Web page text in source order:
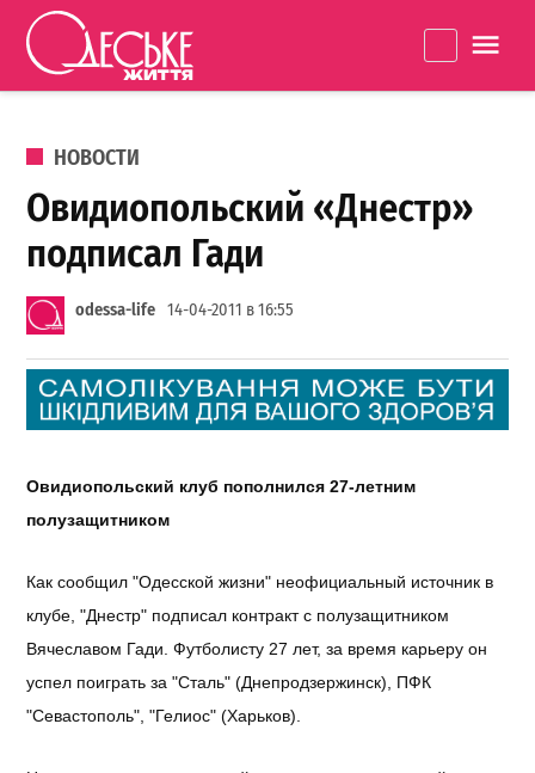
Перейти к содержанию
життя
ОПУБЛИКОВАНО В
НОВОСТИ
Овидиопольский «Днестр»
подписал Гади
odessa-life 14-04-2011 в 16:55
Овидиопольский клуб пополнился 27-летним
полузащитником
Как сообщил "Одесской жизни" неофициальный источник в
клубе, "Днестр" подписал контракт с полузащитником
Вячеславом Гади. Футболисту 27 лет, за время карьеру он
успел поиграть за "Сталь" (Днепродзержинск), ПФК
"Севастополь", "Гелиос" (Харьков).